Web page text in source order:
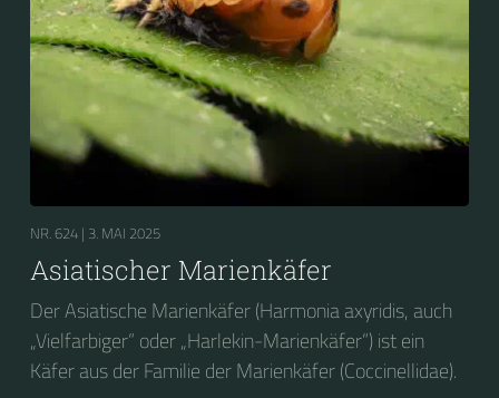
NR. 624 | 3. MAI 2025
Asiatischer Marienkäfer
Der Asiatische Marienkäfer (Harmonia axyridis, auch
„Vielfarbiger“ oder „Harlekin-Marienkäfer“) ist ein
Käfer aus der Familie der Marienkäfer (Coccinellidae).